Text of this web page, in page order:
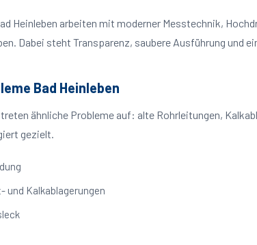
Heinleben arbeiten mit moderner Messtechnik,
Dabei steht Transparenz, saubere Ausführung und
Bad Heinleben
treten ähnliche Probleme auf: alte Rohrleitungen,
gezielt.
Kalkablagerungen